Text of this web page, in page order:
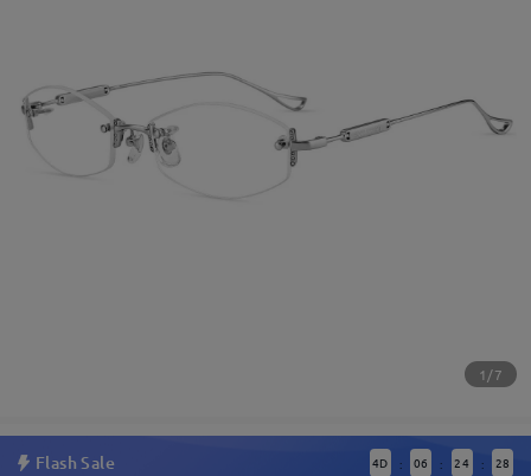
1/7
Flash Sale 4D : 06 : 24 : 27